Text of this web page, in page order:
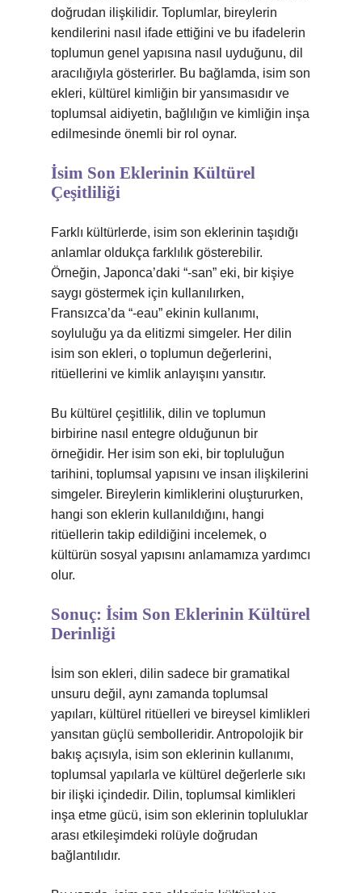
doğrudan ilişkilidir. Toplumlar, bireylerin
kendilerini nasıl ifade ettiğini ve bu ifadelerin
toplumun genel yapısına nasıl uyduğunu, dil
aracılığıyla gösterirler. Bu bağlamda, isim son
ekleri, kültürel kimliğin bir yansımasıdır ve
toplumsal aidiyetin, bağlılığın ve kimliğin inşa
edilmesinde önemli bir rol oynar.
İsim Son Eklerinin Kültürel
Çeşitliliği
Farklı kültürlerde, isim son eklerinin taşıdığı
anlamlar oldukça farklılık gösterebilir.
Örneğin, Japonca’daki “-san” eki, bir kişiye
saygı göstermek için kullanılırken,
Fransızca’da “-eau” ekinin kullanımı,
soyluluğu ya da elitizmi simgeler. Her dilin
isim son ekleri, o toplumun değerlerini,
ritüellerini ve kimlik anlayışını yansıtır.
Bu kültürel çeşitlilik, dilin ve toplumun
birbirine nasıl entegre olduğunun bir
örneğidir. Her isim son eki, bir topluluğun
tarihini, toplumsal yapısını ve insan ilişkilerini
simgeler. Bireylerin kimliklerini oluştururken,
hangi son eklerin kullanıldığını, hangi
ritüellerin takip edildiğini incelemek, o
kültürün sosyal yapısını anlamamıza yardımcı
olur.
Sonuç: İsim Son Eklerinin Kültürel
Derinliği
İsim son ekleri, dilin sadece bir gramatikal
unsuru değil, aynı zamanda toplumsal
yapıları, kültürel ritüelleri ve bireysel kimlikleri
yansıtan güçlü sembolleridir. Antropolojik bir
bakış açısıyla, isim son eklerinin kullanımı,
toplumsal yapılarla ve kültürel değerlerle sıkı
bir ilişki içindedir. Dilin, toplumsal kimlikleri
inşa etme gücü, isim son eklerinin topluluklar
arası etkileşimdeki rolüyle doğrudan
bağlantılıdır.